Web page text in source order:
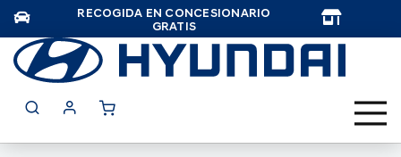
RECOGIDA EN CONCESIONARIO
GRATIS